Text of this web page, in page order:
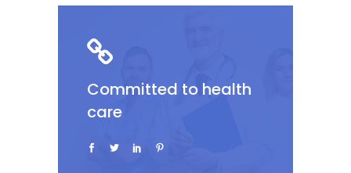
Committed to health
care